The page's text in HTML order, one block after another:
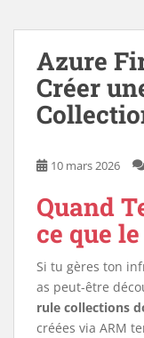
Azure
Créer
10 mars 2026
Quand
ce que
Si tu gères ton
as peut-être
rule collections
créées via ARM